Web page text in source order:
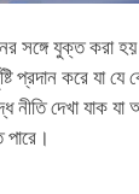
সঙ্গে যুক্ত করা
প্রদান করে যা
দেখা যাক যা
পারে।